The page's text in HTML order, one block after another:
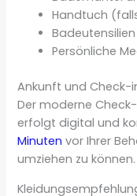
Handtuch
Badeutensilien
Persönliche
Ankunft und Check-
Der moderne
erfolgt digital und
Minuten vor Ihrer
umziehen zu können.